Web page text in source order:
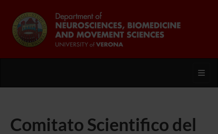
Comitato Scientifico del